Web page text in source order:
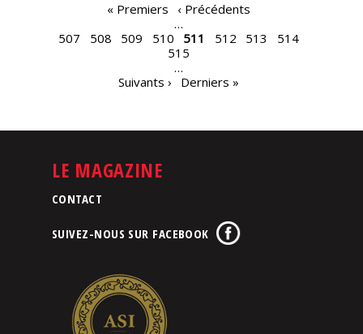
« Premiers
‹ Précédents
…
507
508 509 510 511 512 513
514
515
…
Suivants ›
Derniers »
LE MAGAZINE
CONTACT
SUIVEZ-NOUS SUR FACEBOOK